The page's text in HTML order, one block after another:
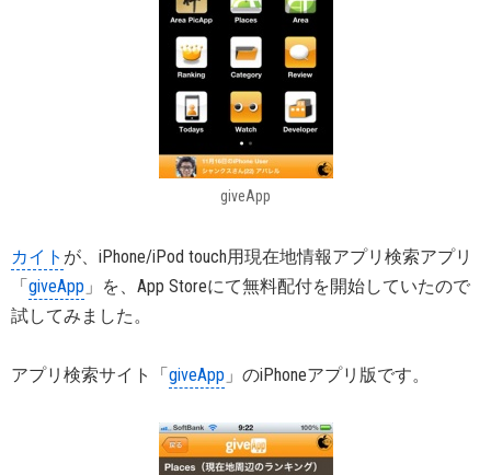
giveApp
カイト が、iPhone/iPod touch用現在地情報アプリ検索アプリ
「giveApp 」を、App Storeにて無料配付を開始していたので
試してみました。
アプリ検索サイト「giveApp 」のiPhoneアプリ版です。